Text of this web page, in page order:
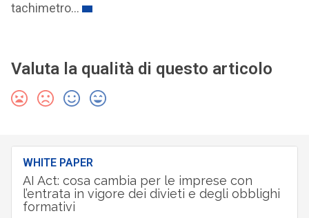
tachimetro…
Valuta la qualità di questo articolo
WHITE PAPER
AI Act: cosa cambia per le imprese con
l’entrata in vigore dei divieti e degli obblighi
formativi